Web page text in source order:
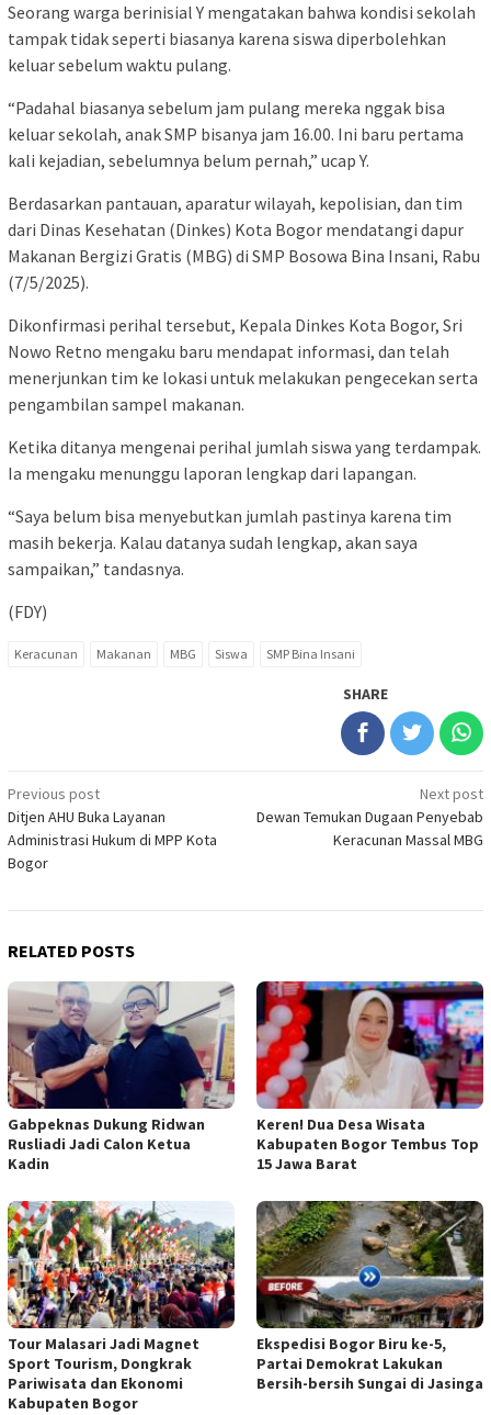
Seorang warga berinisial Y mengatakan bahwa kondisi sekolah
tampak tidak seperti biasanya karena siswa diperbolehkan
keluar sebelum waktu pulang.
“Padahal biasanya sebelum jam pulang mereka nggak bisa
keluar sekolah, anak SMP bisanya jam 16.00. Ini baru pertama
kali kejadian, sebelumnya belum pernah,” ucap Y.
Berdasarkan pantauan, aparatur wilayah, kepolisian, dan tim
dari Dinas Kesehatan (Dinkes) Kota Bogor mendatangi dapur
Makanan Bergizi Gratis (MBG) di SMP Bosowa Bina Insani, Rabu
(7/5/2025).
Dikonfirmasi perihal tersebut, Kepala Dinkes Kota Bogor, Sri
Nowo Retno mengaku baru mendapat informasi, dan telah
menerjunkan tim ke lokasi untuk melakukan pengecekan serta
pengambilan sampel makanan.
Ketika ditanya mengenai perihal jumlah siswa yang terdampak.
Ia mengaku menunggu laporan lengkap dari lapangan.
“Saya belum bisa menyebutkan jumlah pastinya karena tim
masih bekerja. Kalau datanya sudah lengkap, akan saya
sampaikan,” tandasnya.
(FDY)
Keracunan Makanan MBG Siswa SMP Bina Insani
SHARE
Post
navigation
Previous post
Ditjen AHU Buka Layanan
Administrasi Hukum di MPP Kota
Bogor
Next post
Dewan Temukan Dugaan Penyebab
Keracunan Massal MBG
RELATED POSTS
Gabpeknas Dukung Ridwan
Rusliadi Jadi Calon Ketua
Kadin
Keren! Dua Desa Wisata
Kabupaten Bogor Tembus Top
15 Jawa Barat
Tour Malasari Jadi Magnet
Sport Tourism, Dongkrak
Pariwisata dan Ekonomi
Kabupaten Bogor
Ekspedisi Bogor Biru ke-5,
Partai Demokrat Lakukan
Bersih-bersih Sungai di Jasinga